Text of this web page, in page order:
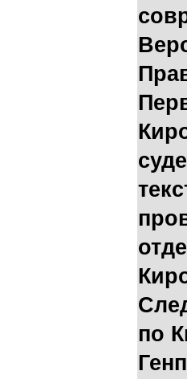
по